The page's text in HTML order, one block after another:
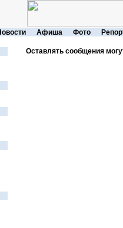
Афиша Фото
Оставлять сообщения